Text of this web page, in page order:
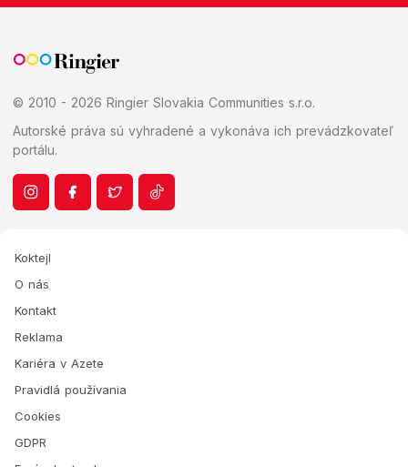
© 2010 - 2026 Ringier Slovakia Communities s.r.o.
Autorské práva sú vyhradené a vykonáva ich prevádzkovateľ
portálu.
Koktejl
O nás
Kontakt
Reklama
Kariéra v Azete
Pravidlá používania
Cookies
GDPR